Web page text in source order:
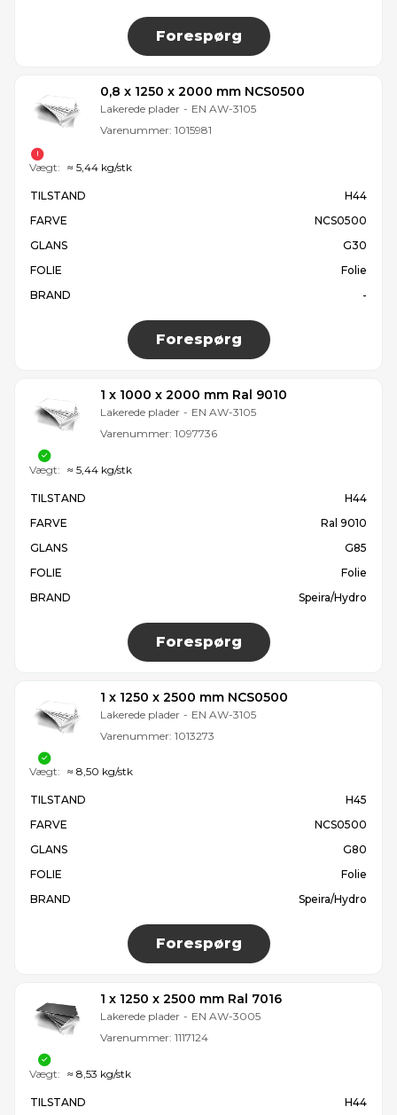
Forespørg
0,8 x 1250 x 2000 mm NCS0500
Lakerede plader - EN AW-3105
Varenummer: 1015981
TILSTAND
H44
FARVE
NCS0500
GLANS
G30
FOLIE
Folie
BRAND
-
Forespørg
Vægt: ≈ 5,44 kg/stk
1 x 1000 x 2000 mm Ral 9010
Lakerede plader - EN AW-3105
Varenummer: 1097736
TILSTAND
H44
FARVE
Ral 9010
GLANS
G85
FOLIE
Folie
BRAND
Speira/Hydro
Forespørg
Vægt: ≈ 5,44 kg/stk
1 x 1250 x 2500 mm NCS0500
Lakerede plader - EN AW-3105
Varenummer: 1013273
TILSTAND
H45
FARVE
NCS0500
GLANS
G80
FOLIE
Folie
BRAND
Speira/Hydro
Forespørg
Vægt: ≈ 8,50 kg/stk
1 x 1250 x 2500 mm Ral 7016
Lakerede plader - EN AW-3005
Varenummer: 1117124
TILSTAND H44
Vægt: ≈ 8,53 kg/stk